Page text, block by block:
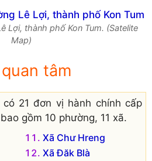
Lợi, thành phố Kon Tum. (Satelite
Map)
tâm
có 21 đơn vị hành chính cấp
gồm 10 phường, 11 xã.
Xã Chư Hreng
Xã Đăk Blà